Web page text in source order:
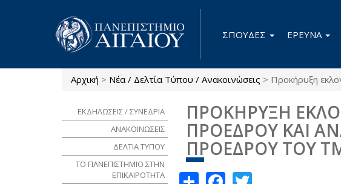
ΣΠΟΥΔΕΣ ΕΡΕΥΝΑ
Είστε εδώ
Αρχική > Νέα / Δελτία Τύπου / Ανακοινώσεις > Προκήρυξη
ΠΡΟΚΗΡΥΞΗ
ΠΡΟΕΔΡΟΥ ΚΑΙ
ΠΡΟΕΔΡΟΥ ΤΟΥ
ΕΚΔΗΛΩΣΕΙΣ / ΣΥΝΕΔΡΙΑ
ΑΝΑΚΟΙΝΩΣΕΙΣ
ΔΕΛΤΙΑ ΤΥΠΟΥ
ΤΟ ΠΑΝΕΠΙΣΤΗΜΙΟ ΣΤΗΝ
ΕΠΙΚΑΙΡΟΤΗΤΑ